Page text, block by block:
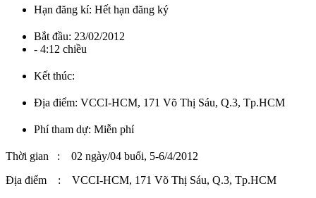
Hạn đăng kí: Hết hạn đăng ký
Bắt đầu: 23/02/2012
- 4:12 chiều
Kết thúc:
Địa điểm: VCCI-HCM, 171 Võ Thị Sáu, Q.3, Tp.HCM
Phí tham dự: Miễn phí
Thời gian :
02 ngày/04 buổi, 5-6/4/2012
Địa điểm :
VCCI-HCM, 171 Võ Thị Sáu, Q.3, Tp.HCM